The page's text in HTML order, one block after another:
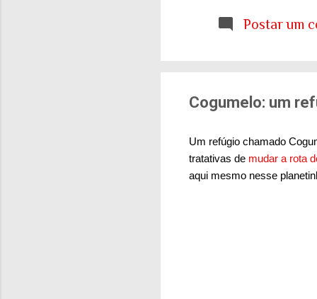
etária quePostar um
Cogumelo: um
Um refúgio chamado
tratativas de mudar a rota
aqui mesmo nesse